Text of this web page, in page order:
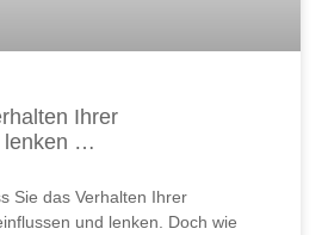
Ihrer
lenken …
Sie das Verhalten Ihrer
und lenken. Doch wie